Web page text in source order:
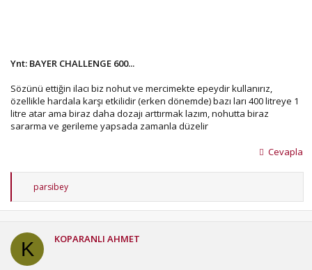
Ynt: BAYER CHALLENGE 600...
Sözünü ettiğin ilacı biz nohut ve mercimekte epeydir kullanırız,
özellikle hardala karşı etkilidir (erken dönemde) bazı ları 400 litreye 1
litre atar ama biraz daha dozajı arttırmak lazım, nohutta biraz
sararma ve gerileme yapsada zamanla düzelir
Cevapla
T
p
l
e
r
parsibey
K KOPARANLI AHMET